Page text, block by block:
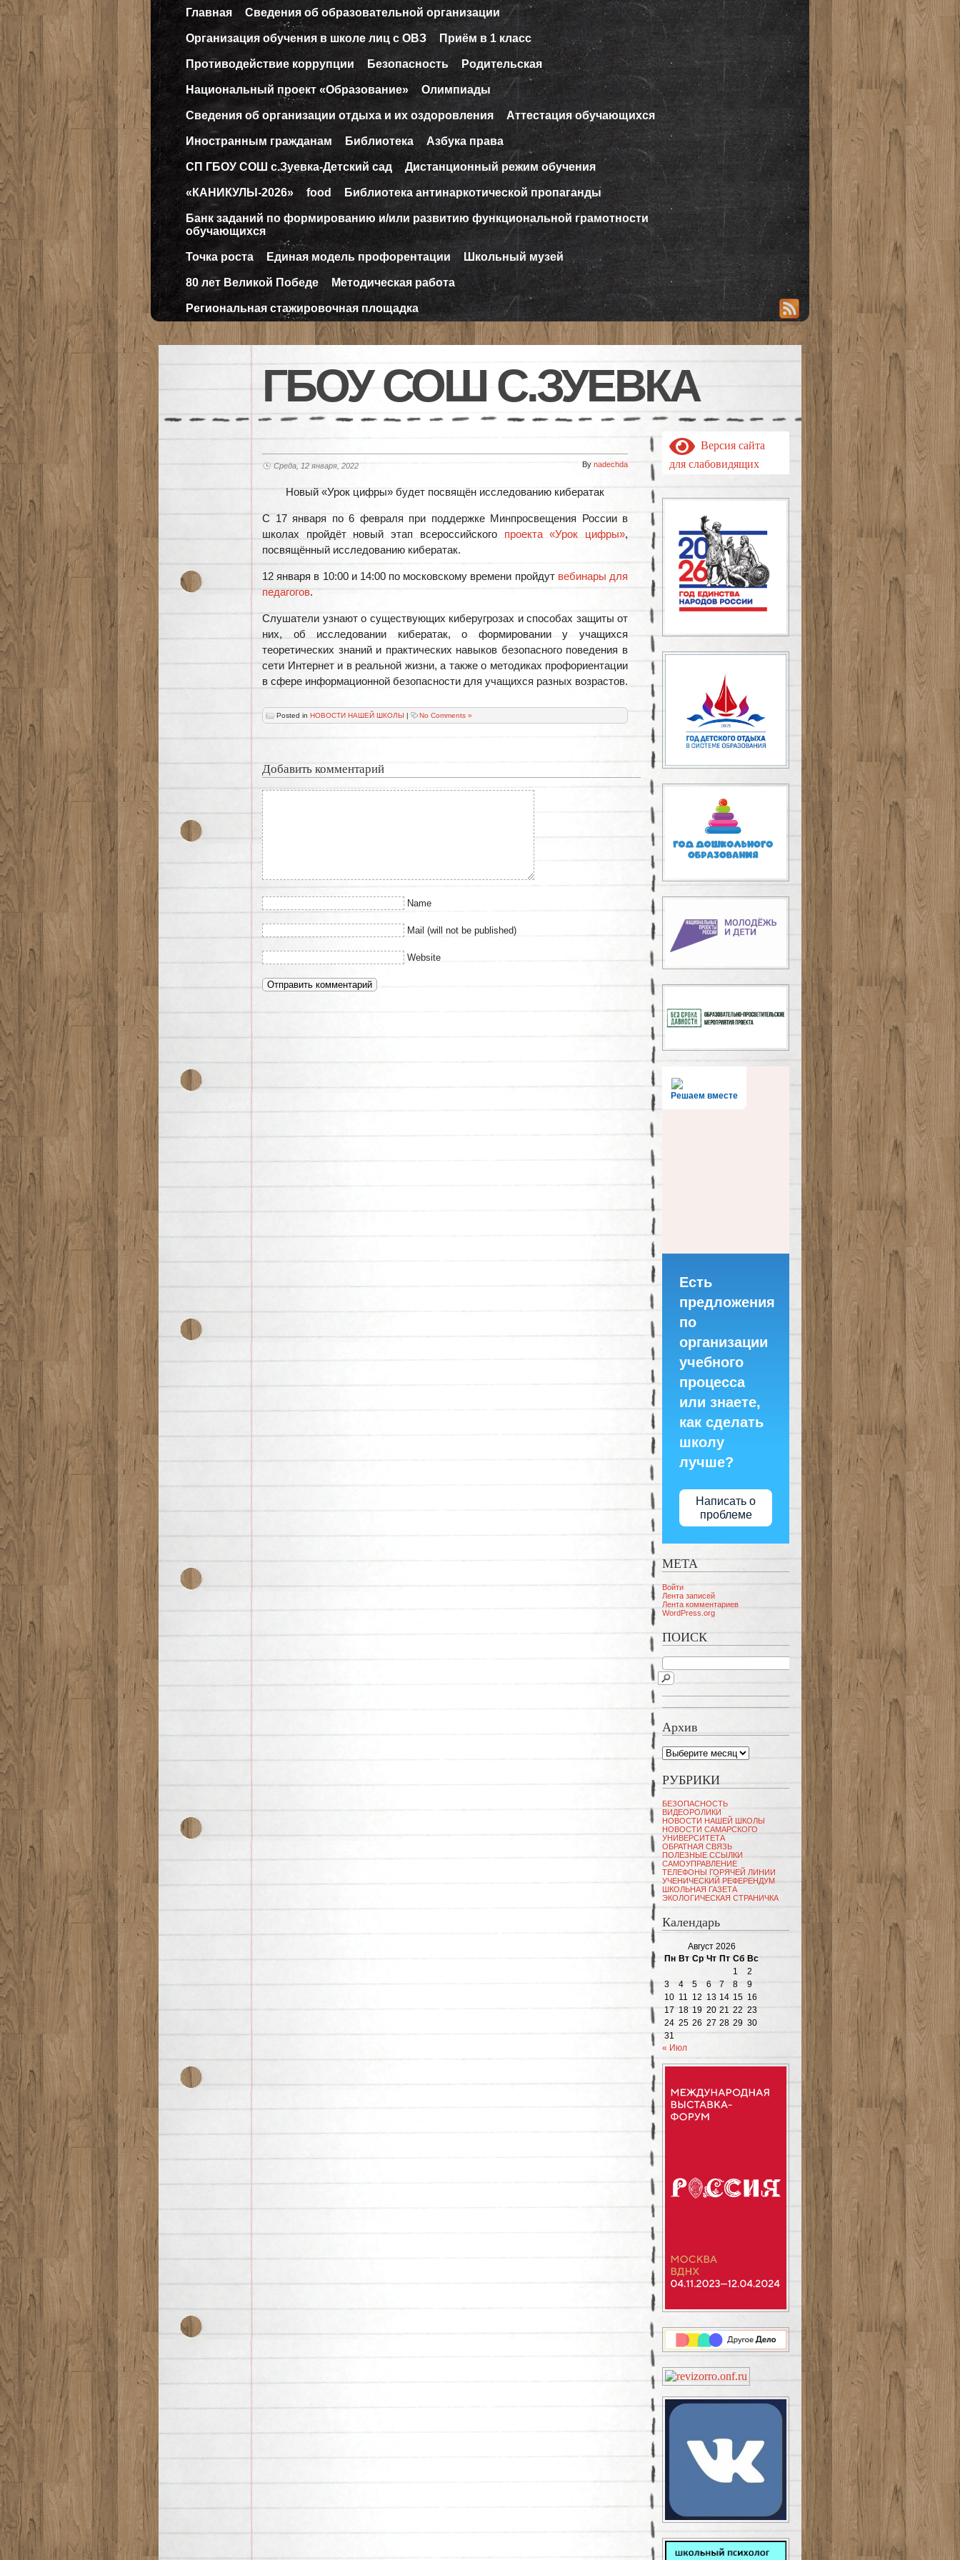
Главная Сведения об образовательной организации
Организация обучения в школе лиц с ОВЗ Приём в 1 класс
Противодействие коррупции Безопасность Родительская
Национальный проект «Образование» Олимпиады
Сведения об организации отдыха и их оздоровления Аттестация обучающихся
Иностранным гражданам Библиотека Азбука права
СП ГБОУ СОШ с.Зуевка-Детский сад Дистанционный режим обучения
«КАНИКУЛЫ-2026» food Библиотека антинаркотической пропаганды
Банк заданий по формированию и/или развитию функциональной грамотности
обучающихся
Точка роста Единая модель профорентации Школьный музей
80 лет Великой Победе Методическая работа
Региональная стажировочная площадка
ГБОУ СОШ С.ЗУЕВКА
By nadechda
Среда, 12 января, 2022
Новый «Урок цифры» будет посвящён исследованию кибератак
С 17 января по 6 февраля при поддержке Минпросвещения России в
школах пройдёт новый этап всероссийского проекта «Урок цифры»,
посвящённый исследованию кибератак.
12 января в 10:00 и 14:00 по московскому времени пройдут вебинары для
педагогов.
Слушатели узнают о существующих киберугрозах и способах защиты от
них, об исследовании кибератак, о формировании у учащихся
теоретических знаний и практических навыков безопасного поведения в
сети Интернет и в реальной жизни, а также о методиках профориентации
в сфере информационной безопасности для учащихся разных возрастов.
Posted in НОВОСТИ НАШЕЙ ШКОЛЫ | No Comments »
Добавить комментарий
Name
Mail (will not be published)
Website
Версия сайта
для слабовидящих
Решаем вместе
Есть
предложения
по
организации
учебного
процесса
или знаете,
как сделать
школу
лучше?
Написать о
проблеме
МЕТА
Войти
Лента записей
Лента комментариев
WordPress.org
ПОИСК
Архив
Архив
РУБРИКИ
БЕЗОПАСНОСТЬ
ВИДЕОРОЛИКИ
НОВОСТИ НАШЕЙ ШКОЛЫ
НОВОСТИ САМАРСКОГО
УНИВЕРСИТЕТА
ОБРАТНАЯ СВЯЗЬ
ПОЛЕЗНЫЕ ССЫЛКИ
САМОУПРАВЛЕНИЕ
ТЕЛЕФОНЫ ГОРЯЧЕЙ ЛИНИИ
УЧЕНИЧЕСКИЙ РЕФЕРЕНДУМ
ШКОЛЬНАЯ ГАЗЕТА
ЭКОЛОГИЧЕСКАЯ СТРАНИЧКА
Календарь
Август 2026
Пн Вт Ср Чт Пт Сб Вс
1
2
3
4 5 6 7 8
9
10 11 12 13 14 15 16
17 18 19 20 21 22 23
24 25 26 27 28 29 30
31
« Июл